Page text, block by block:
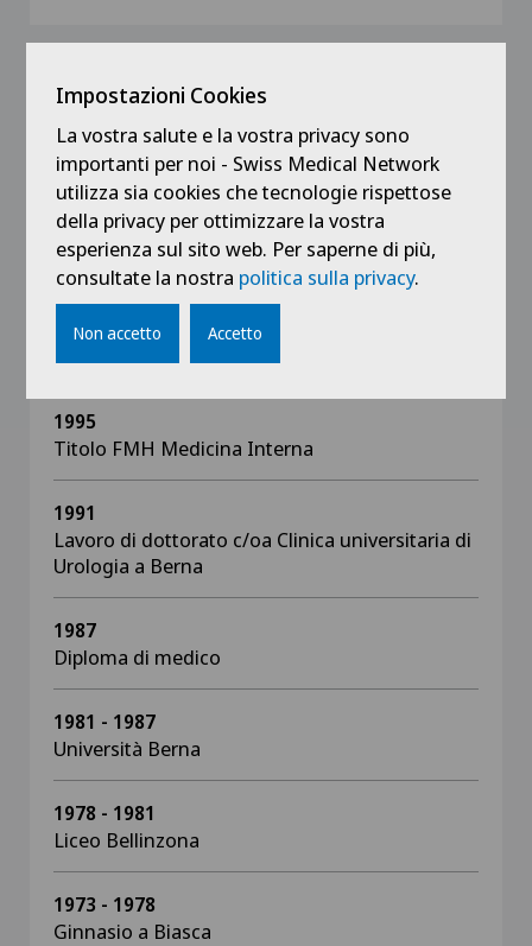
Formazione
Da oltre 15 anni partecipo a studi Clinici
internazionali, sia da quando ero Capoclinica
alla Clinica Universitaria di Medicina a Berna
che da quando esercito presso lo studio
Oncologia Varini Calderoni Christinat (2002)
1998
Titotolo FMH Oncologia/Ematologia
1995
Titolo FMH Medicina Interna
1991
Lavoro di dottorato c/oa Clinica universitaria di
Urologia a Berna
1987
Diploma di medico
1981 - 1987
Università Berna
1978 - 1981
Liceo Bellinzona
1973 - 1978
Ginnasio a Biasca
Impostazioni Cookies
La vostra salute e la vostra privacy sono
importanti per noi - Swiss Medical Network
utilizza sia cookies che tecnologie rispettose
della privacy per ottimizzare la vostra
esperienza sul sito web. Per saperne di più,
consultate la nostra politica sulla privacy.
Non accetto Accetto